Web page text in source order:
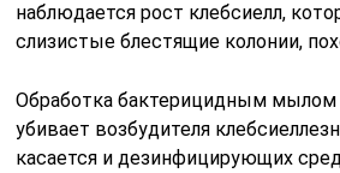
наблюдается рост клебсиелл,
слизистые блестящие колонии,
Обработка бактерицидным мылом
убивает возбудителя
касается и дезинфицирующих